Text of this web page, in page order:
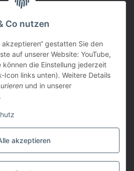
WIDERRUFEN
Co nutzen
akzeptieren“ gestatten Sie den
auf unserer Website: YouTube,
können die Einstellung jederzeit
Icon links unten). Weitere Details
und in unserer
.
akzeptieren